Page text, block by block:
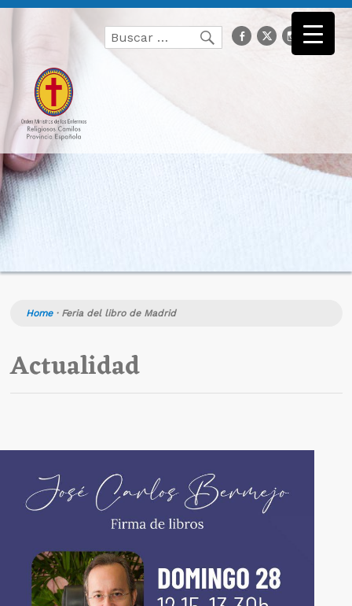
Buscar
por:
Buscarfacebook
Twitter
Home· Feria del libro de Madrid
Actualidad